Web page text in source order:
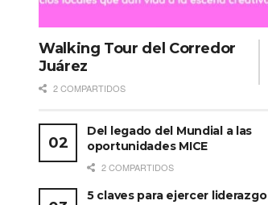
Walking Tour del Corredor
Juárez
2 COMPARTIDOS
Del legado del Mundial a las
oportunidades MICE
2 COMPARTIDOS
5 claves para ejercer liderazgo